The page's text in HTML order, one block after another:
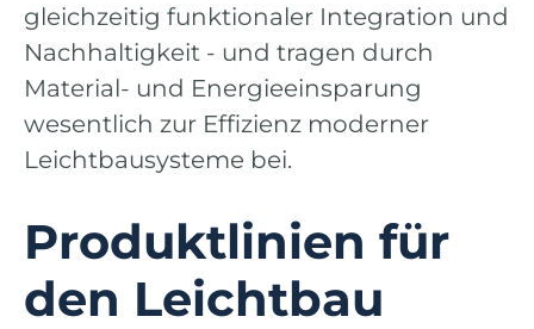
gleichzeitig funktionaler Integration und
Nachhaltigkeit - und tragen durch
Material- und Energieeinsparung
wesentlich zur Effizienz moderner
Leichtbausysteme bei.
Produktlinien für
den Leichtbau